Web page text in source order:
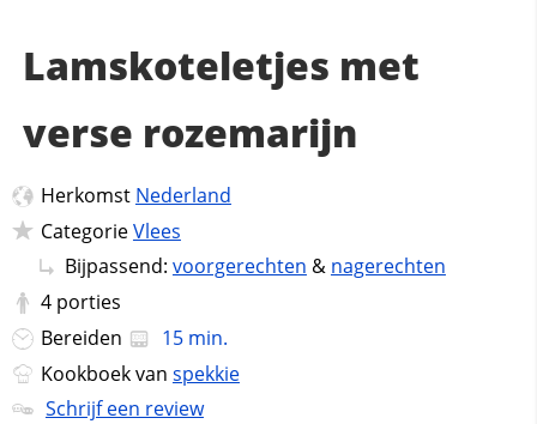
Lamskoteletjes met
verse rozemarijn
Herkomst Nederland
CategorieVlees
Bijpassend: voorgerechten & nagerechten
4 porties
Bereiden
15 min.
Kookboek van spekkie
Schrijf een review